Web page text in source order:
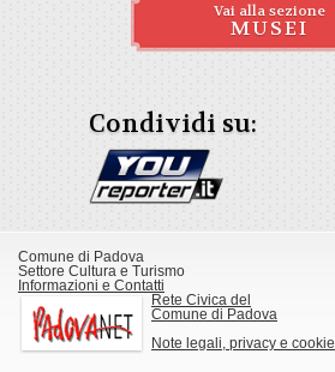
Vai alla sezione
MUSEI
Condividi su:
Comune di Padova
Settore Cultura e Turismo
Informazioni e Contatti
Rete Civica del
Comune di Padova
Note legali, privacy e cookie